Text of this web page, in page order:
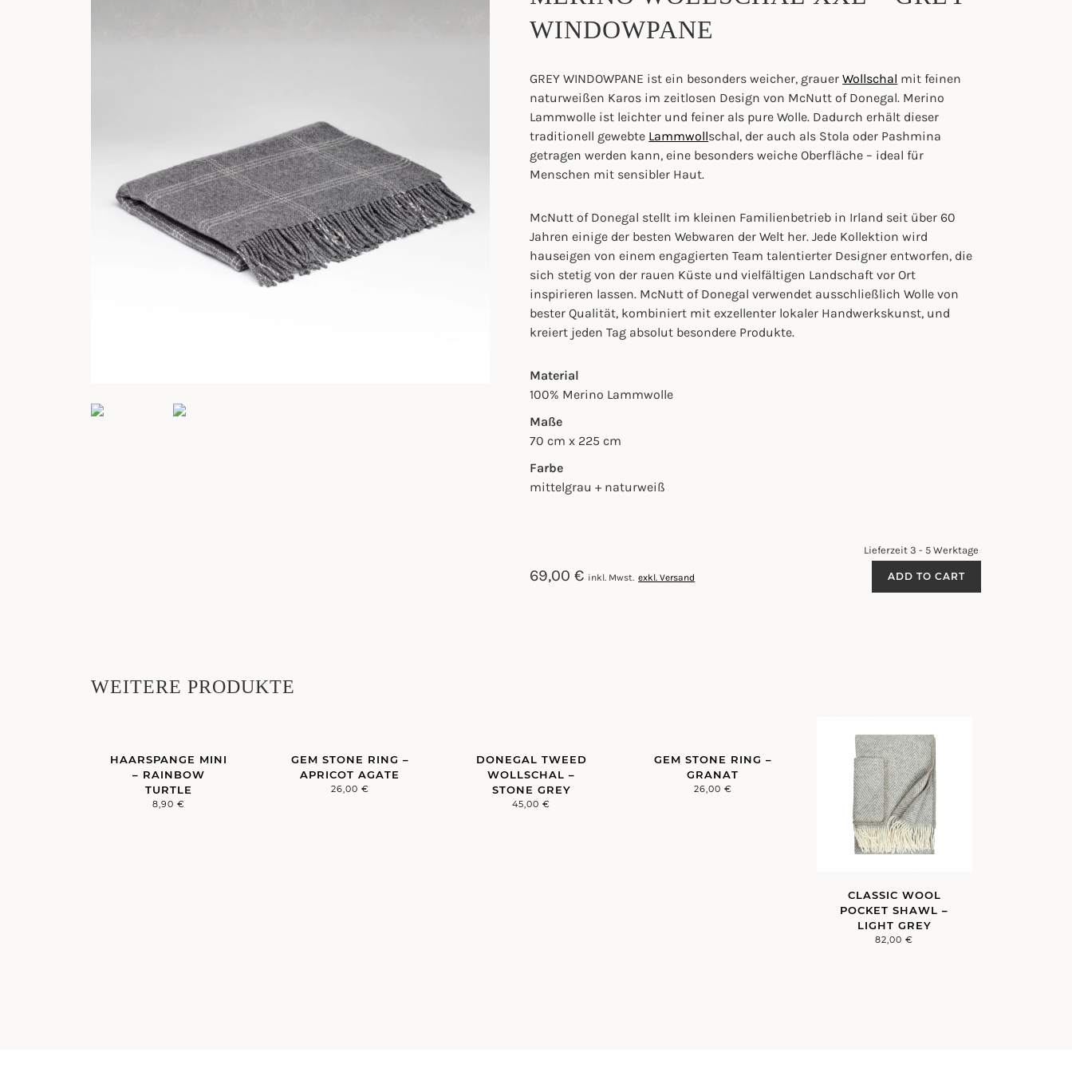
WINDOWPANE
69,00€ inkl. Mwst. exkl. Versand
Lieferzeit 3 - 5 Werktage
WOLLSCHAL
XXL
ADD TO CART
GREY WINDOWPANE ist ein besonders weicher, grauerWollschal mit feinen
naturweißen Karos im zeitlosen Design von McNutt of Donegal. Merino
Lammwolle ist leichter und feiner als pure Wolle. Dadurch erhält dieser
traditionell gewebte Lammwollschal, der auch als Stola oder Pashmina
getragen werden kann, eine besonders weiche Oberfläche – ideal für
Menschen mit sensibler Haut.
McNutt of Donegal stellt im kleinen Familienbetrieb in Irland seit über 60
Jahren einige der besten Webwaren der Welt her. Jede Kollektion wird
hauseigen von einem engagierten Team talentierter Designer entworfen, die
sich stetig von der rauen Küste und vielfältigen Landschaft vor Ort
inspirieren lassen. McNutt of Donegal verwendet ausschließlich Wolle von
bester Qualität, kombiniert mit exzellenter lokaler Handwerkskunst, und
kreiert jeden Tag absolut besondere Produkte.
Material
100% Merino Lammwolle
Maße
70 cm x 225 cm
Farbe
mittelgrau + naturweiß
WEITERE PRODUKTE
HAARSPANGE MINI
– RAINBOW
TURTLE
8,90 €
GEM STONE RING –
APRICOT AGATE
26,00 €
DONEGAL TWEED
WOLLSCHAL –
STONE GREY
45,00€
GEM STONE RING –
GRANAT
26,00 €
CLASSIC WOOL
POCKET SHAWL –
LIGHT GREY
82,00€